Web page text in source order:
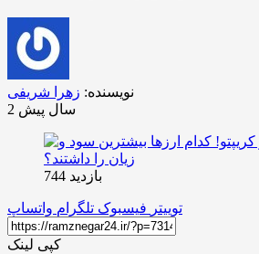
نویسنده: زهرا شریفی
2 سال پیش
بازدید 744
توییتر فیسبوک تلگرام واتساپ
کپی لینک